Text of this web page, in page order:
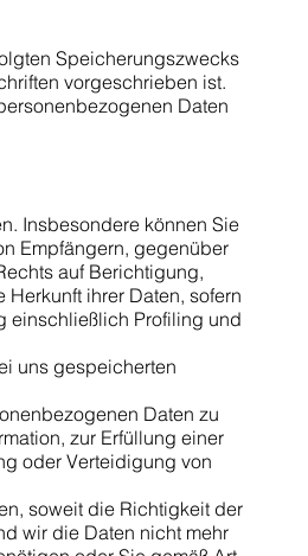
Speicherungszwecks
vorgeschrieben ist.
Daten
Insbesondere können Sie
Empfängern, gegenüber
auf Berichtigung,
ihrer Daten, sofern
einschließlich Profiling und
uns gespeicherten
Daten zu
zur Erfüllung einer
oder Verteidigung von
soweit die Richtigkeit der
wir die Daten nicht mehr